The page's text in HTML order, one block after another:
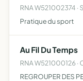
RNA W521002374 ·
Pratique du sport
Au Fil Du Temps
RNA W521000126 ·
REGROUPER DES